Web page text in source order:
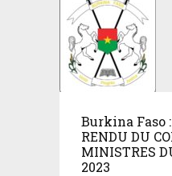
Burkina Faso :
RENDU DU
MINISTRES
2023